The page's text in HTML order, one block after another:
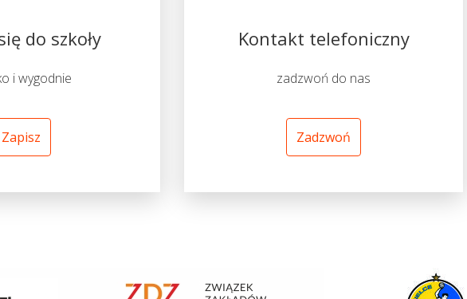
do szkoły
i wygodnie
Zapisz
Kontakt telefoniczny
zadzwoń do nas
Zadzwoń